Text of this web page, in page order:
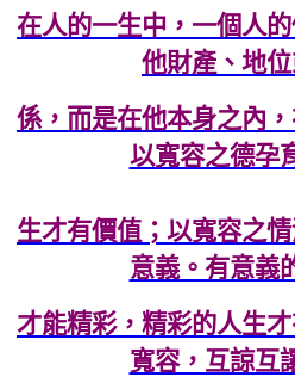
在人的一生中，一個人
他財產、地
係，而是在他本身之內
以寬容之德孕
生才有價值；以寬容之
意義。有意義
才能精彩，精彩的人生
寬容，互諒互